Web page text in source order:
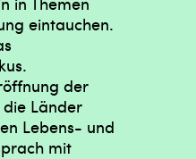
eintauchen.
der
Länder
Lebens- und
mit